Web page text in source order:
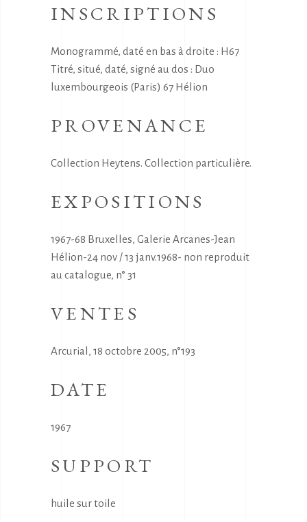
INSCRIPTIONS
Monogrammé, daté en bas à droite : H67
Titré, situé, daté, signé au dos : Duo
luxembourgeois (Paris) 67 Hélion
PROVENANCE
Collection Heytens. Collection particulière.
EXPOSITIONS
1967-68 Bruxelles, Galerie Arcanes-Jean
Hélion-24 nov / 13 janv.1968- non reproduit
au catalogue, n° 31
VENTES
Arcurial, 18 octobre 2005, n°193
DATE
1967
SUPPORT
huile sur toile